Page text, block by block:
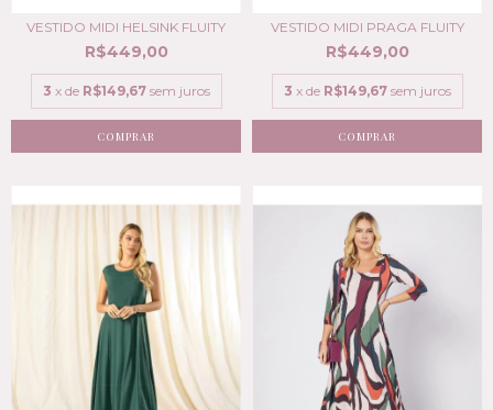
VESTIDO MIDI HELSINK FLUITY
R$449,00
3 x de R$149,67 sem juros
COMPRAR
VESTIDO MIDI PRAGA FLUITY
R$449,00
3 x de R$149,67 sem juros
COMPRAR